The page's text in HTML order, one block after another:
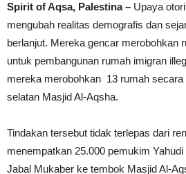
Spirit of Aqsa, Palestina – Upaya
mengubah realitas demografis dan
berlanjut. Mereka gencar merobohkan
untuk pembangunan rumah imigran
mereka merobohkan 13 rumah secara
selatan Masjid Al-Aqsha.
Tindakan tersebut tidak terlepas dari
menempatkan 25.000 pemukim
Jabal Mukaber ke tembok Masjid Al-